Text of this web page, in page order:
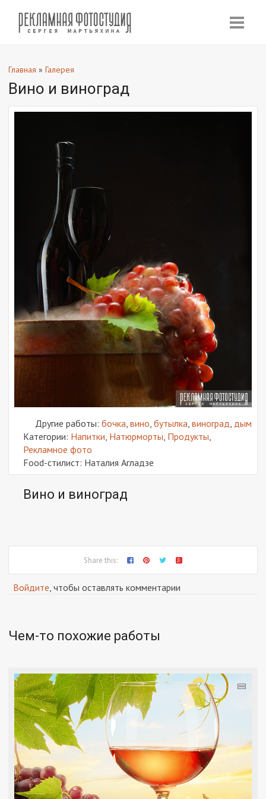
Главная » Галерея
Вино и виноград
Другие работы: бочка вино бутылка виноград дым
Категории: Напитки Натюрморты Продукты
Рекламное фото
Food-стилист: Наталия Агладзе
Вино и виноград
Share this:
Войдите , чтобы оставлять комментарии
Чем-то похожие работы
=